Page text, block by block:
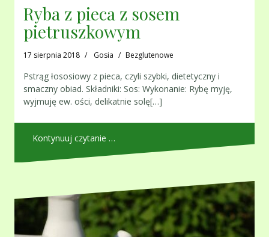
Ryba z pieca z sosem
pietruszkowym
17 sierpnia 2018 Gosia Bezglutenowe
Pstrąg łososiowy z pieca, czyli szybki, dietetyczny i
smaczny obiad. Składniki: Sos: Wykonanie: Rybę myję,
wyjmuję ew. ości, delikatnie solę[…]
Kontynuuj czytanie …